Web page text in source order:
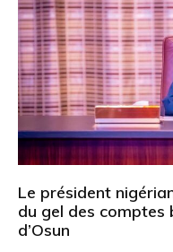
Le président
du gel des comptes
d’Osun